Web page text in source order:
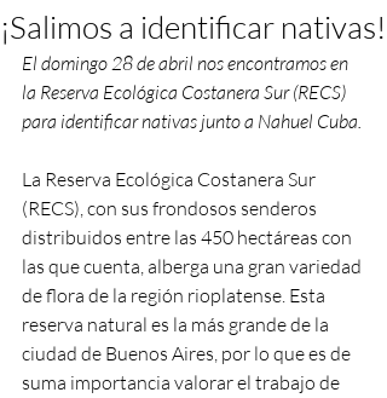
¡Salimos a identificar nativas!
El domingo 28 de abril nos encontramos en
la Reserva Ecológica Costanera Sur (RECS)
para identificar nativas junto a Nahuel Cuba.
La Reserva Ecológica Costanera Sur
(RECS), con sus frondosos senderos
distribuidos entre las 450 hectáreas con
las que cuenta, alberga una gran variedad
de flora de la región rioplatense. Esta
reserva natural es la más grande de la
ciudad de Buenos Aires, por lo que es de
suma importancia valorar el trabajo de